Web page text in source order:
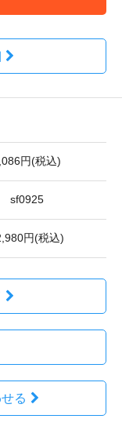
円(税込)
sf0925
円(税込)
る